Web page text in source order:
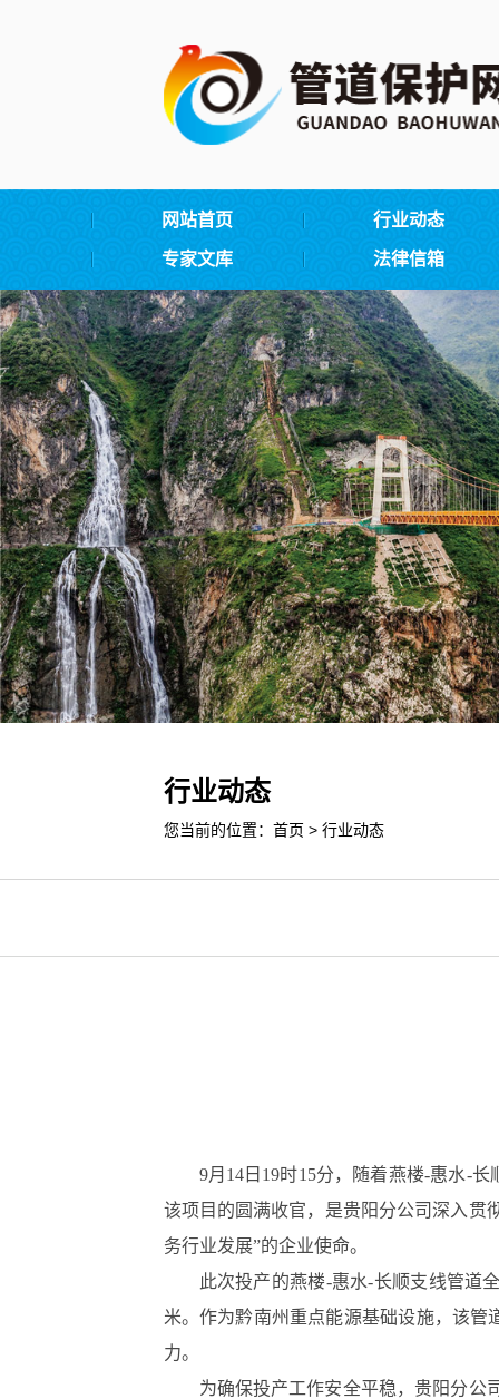
网站首页 行业动态
专家文库 法律信箱
行业动态
您当前的位置： 首页 > 行业动态
9月14日19时15分，随着燕楼-惠水-
该项目的圆满收官，是贵阳分公司深入贯
务行业发展”的企业使命。
此次投产的燕楼-惠水-长顺支线管道
米。作为黔南州重点能源基础设施，该
力。
为确保投产工作安全平稳，贵阳分公